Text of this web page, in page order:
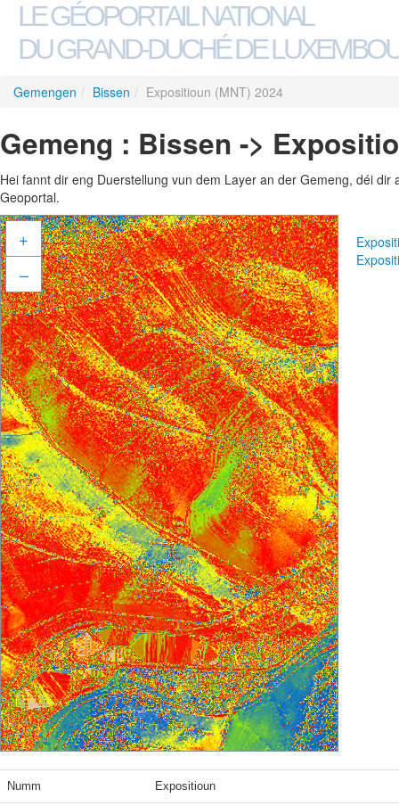
LE GÉOPORTAIL NATIONAL
DU GRAND-DUCHÉ DE
Gemengen / Bissen / Expositioun (MNT) 2024
Gemeng : Bissen ->
Hei fannt dir eng Duerstellung vun dem Layer an der Gemeng, déi
Geoportal.
+
–
Numm Expositioun